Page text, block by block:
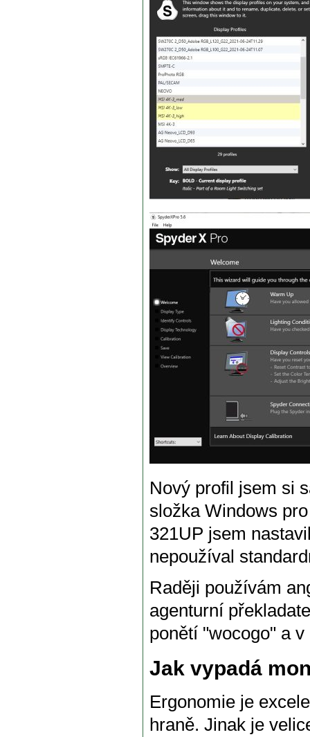
Nový profil jsem si
složka Windows
321UP jsem
nepoužíval
Raději používám
agenturní
ponětí "wocogo" a
Jak vypadá
Ergonomie je
hraně. Jinak je